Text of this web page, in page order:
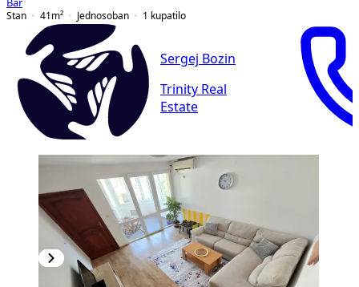
Bar
Stan
41 m² Jednosoban 1 kupatilo
Sergej Bozin
Trinity Real
Estate